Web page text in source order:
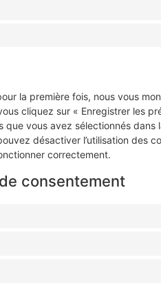
la première fois, nous vous
cliquez sur « Enregistrer les
que vous avez sélectionnés
désactiver l’utilisation des
correctement.
consentement